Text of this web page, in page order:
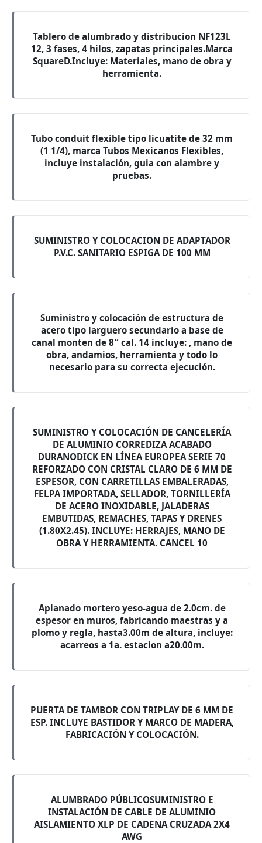
Tablero de alumbrado y distribucion NF123L
12, 3 fases, 4 hilos, zapatas principales.Marca
SquareD.Incluye: Materiales, mano de obra y
herramienta.
Tubo conduit flexible tipo licuatite de 32 mm
(1 1/4), marca Tubos Mexicanos Flexibles,
incluye instalación, guia con alambre y
pruebas.
SUMINISTRO Y COLOCACION DE ADAPTADOR
P.V.C. SANITARIO ESPIGA DE 100 MM
Suministro y colocación de estructura de
acero tipo larguero secundario a base de
canal monten de 8″ cal. 14 incluye: , mano de
obra, andamios, herramienta y todo lo
necesario para su correcta ejecución.
SUMINISTRO Y COLOCACIÓN DE CANCELERÍA
DE ALUMINIO CORREDIZA ACABADO
DURANODICK EN LÍNEA EUROPEA SERIE 70
REFORZADO CON CRISTAL CLARO DE 6 MM DE
ESPESOR, CON CARRETILLAS EMBALERADAS,
FELPA IMPORTADA, SELLADOR, TORNILLERÍA
DE ACERO INOXIDABLE, JALADERAS
EMBUTIDAS, REMACHES, TAPAS Y DRENES
(1.80X2.45). INCLUYE: HERRAJES, MANO DE
OBRA Y HERRAMIENTA. CANCEL 10
Aplanado mortero yeso-agua de 2.0cm. de
espesor en muros, fabricando maestras y a
plomo y regla, hasta3.00m de altura, incluye:
acarreos a 1a. estacion a20.00m.
PUERTA DE TAMBOR CON TRIPLAY DE 6 MM DE
ESP. INCLUYE BASTIDOR Y MARCO DE MADERA,
FABRICACIÓN Y COLOCACIÓN.
ALUMBRADO PÚBLICOSUMINISTRO E
INSTALACIÓN DE CABLE DE ALUMINIO
AISLAMIENTO XLP DE CADENA CRUZADA 2X4
AWG